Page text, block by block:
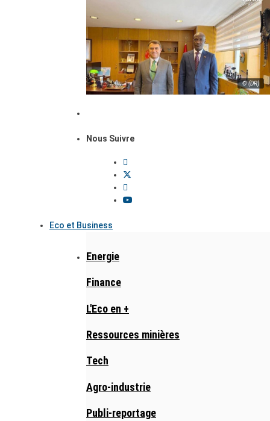
© (DR)
Nous Suivre
Eco et Business
Energie
Finance
L'Eco en +
Ressources minières
Tech
Agro-industrie
Publi-reportage